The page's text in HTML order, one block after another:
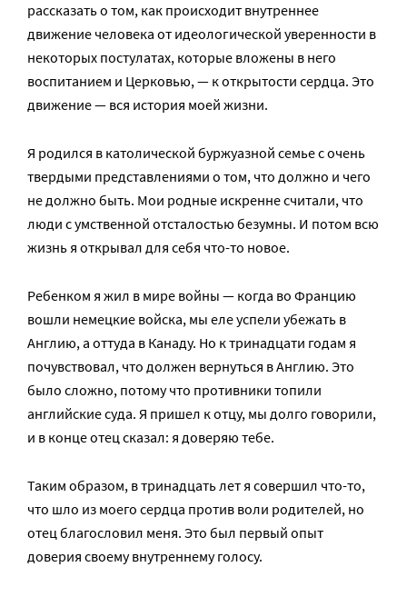
рассказать о том, как происходит внутреннее
движение человека от идеологической уверенности в
некоторых постулатах, которые вложены в него
воспитанием и Церковью, — к открытости сердца. Это
движение — вся история моей жизни.
Я родился в католической буржуазной семье с очень
твердыми представлениями о том, что должно и чего
не должно быть. Мои родные искренне считали, что
люди с умственной отсталостью безумны. И потом всю
жизнь я открывал для себя что-то новое.
Ребенком я жил в мире войны — когда во Францию
вошли немецкие войска, мы еле успели убежать в
Англию, а оттуда в Канаду. Но к тринадцати годам я
почувствовал, что должен вернуться в Англию. Это
было сложно, потому что противники топили
английские суда. Я пришел к отцу, мы долго говорили,
и в конце отец сказал: я доверяю тебе.
Таким образом, в тринадцать лет я совершил что-то,
что шло из моего сердца против воли родителей, но
отец благословил меня. Это был первый опыт
доверия своему внутреннему голосу.